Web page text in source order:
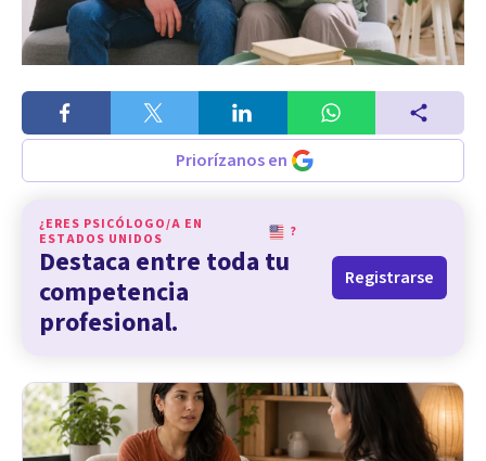
Priorízanos en
¿ERES PSICÓLOGO/A EN
ESTADOS UNIDOS
?
Destaca entre toda tu
competencia
profesional.
Registrarse